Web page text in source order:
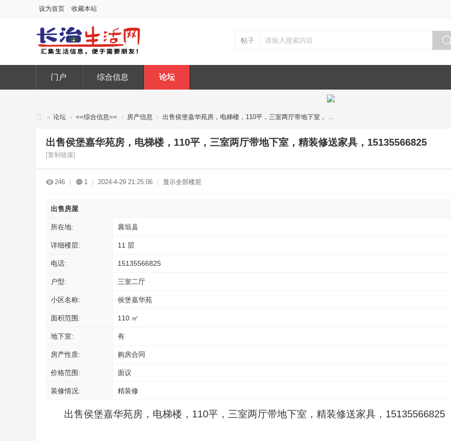
设为首页 收藏本站
帖子
门户 综合信息 论坛
» 论坛 › ==综合信息== › 房产信息 › 出售侯堡嘉华苑房，电梯楼，110平，三室两厅带地下室， ...
出售侯堡嘉华苑房，电梯楼，110平，三室两厅带地下室，精装修送家具，15135566825
[复制链接]
246 1 2024-4-29 21:25:06 显示全部楼层
出售房屋
所在地: 襄垣县
详细楼层: 11 层
电话: 15135566825
户型: 三室二厅
小区名称: 侯堡嘉华苑
面积范围: 110 ㎡
地下室: 有
房产性质: 购房合同
价格范围: 面议
装修情况: 精装修
出售侯堡嘉华苑房，电梯楼，110平，三室两厅带地下室，精装修送家具，15135566825